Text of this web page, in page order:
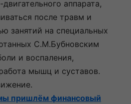
аппарата,
после травм и
занятий на специальных
С.М.Бубновским
и воспаления,
мышц и суставов.
пришлём финансовый